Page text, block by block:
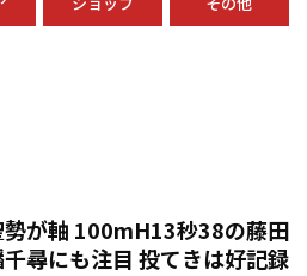
ショップ その他
が軸 100mH13秒38の藤田
尋にも注目 投てきは好記録